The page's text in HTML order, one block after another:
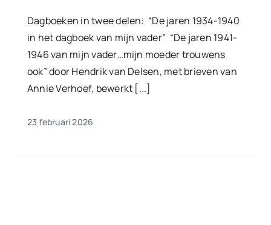
Dagboeken in twee delen: “De jaren 1934-1940
in het dagboek van mijn vader” “De jaren 1941-
1946 van mijn vader…mijn moeder trouwens
ook” door Hendrik van Delsen, met brieven van
Annie Verhoef, bewerkt [...]
23 februari 2026